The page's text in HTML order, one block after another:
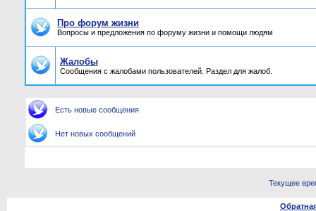
Про форум жизни
Вопросы и предложения по форуму жизни и помощи людям
Жалобы
Сообщения с жалобами пользователей. Раздел для жалоб.
Есть новые сообщения
Нет новых сообщений
Текущее